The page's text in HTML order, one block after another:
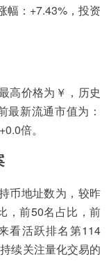
幅：+7.43%，投资
高价格为￥，历史
最新流通市值为：
倍。
币地址数为，较昨
，前50名占比，前
看活跃排名第114
续关注量化交易的